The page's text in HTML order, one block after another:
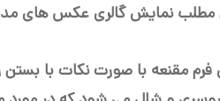
نمایش گالری عکس های
فرم مقنعه با صورت نکات با